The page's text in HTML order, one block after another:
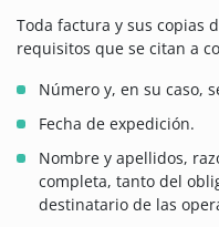
Toda factura y sus copias
requisitos que se citan a
Número y, en su caso,
Fecha de expedición.
Nombre y apellidos,
completa, tanto del
destinatario de las